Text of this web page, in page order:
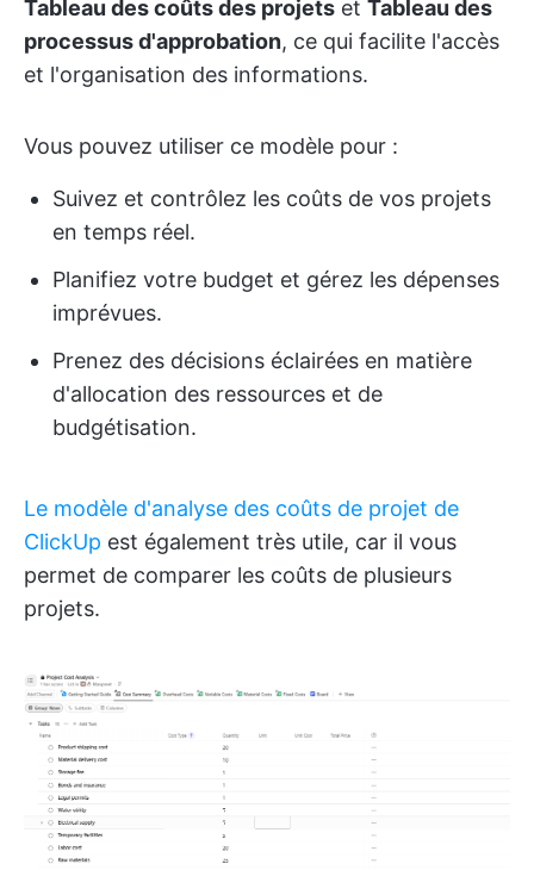
Tableau des coûts des projets et Tableau des
processus d'approbation, ce qui facilite l'accès
et l'organisation des informations.
Vous pouvez utiliser ce modèle pour :
Suivez et contrôlez les coûts de vos projets
en temps réel.
Planifiez votre budget et gérez les dépenses
imprévues.
Prenez des décisions éclairées en matière
d'allocation des ressources et de
budgétisation.
Le modèle d'analyse des coûts de projet de
ClickUp est également très utile, car il vous
permet de comparer les coûts de plusieurs
projets.